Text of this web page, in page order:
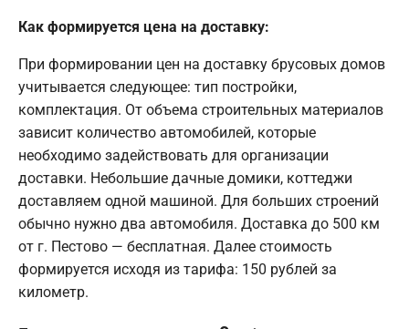
Как формируется цена на доставку:
При формировании цен на доставку брусовых домов
учитывается следующее: тип постройки,
комплектация. От объема строительных материалов
зависит количество автомобилей, которые
необходимо задействовать для организации
доставки. Небольшие дачные домики, коттеджи
доставляем одной машиной. Для больших строений
обычно нужно два автомобиля. Доставка до 500 км
от г. Пестово — бесплатная. Далее стоимость
формируется исходя из тарифа: 150 рублей за
километр.